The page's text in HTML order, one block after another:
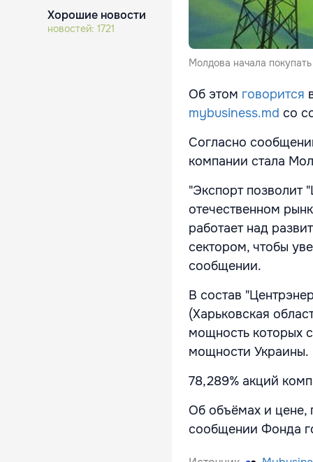
Хорошие новости
новостей: 1721
Молдова начала
Об этом говорится
mybusiness.md со
Согласно
компании стала
"Экспорт позволит
отечественном
работает над
сектором, чтобы
сообщении.
В состав
(Харьковская
мощность которых
мощности Украины.
78,289% акций
Об объёмах и цене,
сообщении Фонда